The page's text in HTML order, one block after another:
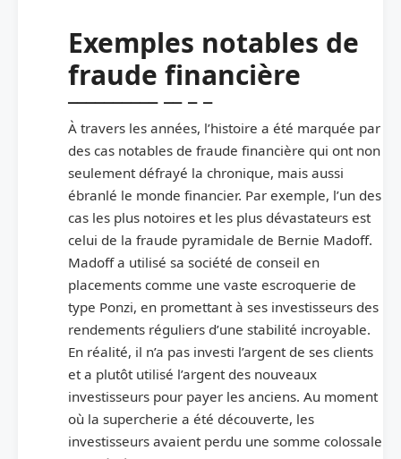
Exemples notables de
fraude financière
À travers les années, l’histoire a été marquée par
des cas notables de fraude financière qui ont non
seulement défrayé la chronique, mais aussi
ébranlé le monde financier. Par exemple, l’un des
cas les plus notoires et les plus dévastateurs est
celui de la fraude pyramidale de Bernie Madoff.
Madoff a utilisé sa société de conseil en
placements comme une vaste escroquerie de
type Ponzi, en promettant à ses investisseurs des
rendements réguliers d’une stabilité incroyable.
En réalité, il n’a pas investi l’argent de ses clients
et a plutôt utilisé l’argent des nouveaux
investisseurs pour payer les anciens. Au moment
où la supercherie a été découverte, les
investisseurs avaient perdu une somme colossale